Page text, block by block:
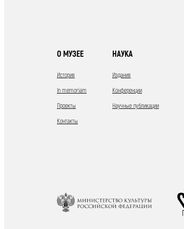
О МУЗЕЕ
История
In memoriam
Проекты
Контакты
НАУКА
Издания
Конференции
Научные публикации